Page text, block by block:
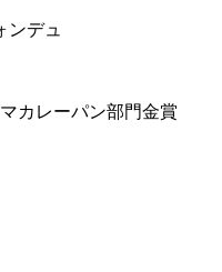
ンデュ
カレーパン部門金賞